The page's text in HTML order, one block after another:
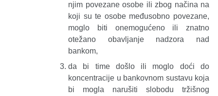
njim povezane osobe ili zbog načina na
koji su te osobe međusobno povezane,
moglo biti onemogućeno ili znatno
otežano obavljanje nadzora nad
bankom,
da bi time došlo ili moglo doći do
koncentracije u bankovnom sustavu koja
bi mogla narušiti slobodu tržišnog